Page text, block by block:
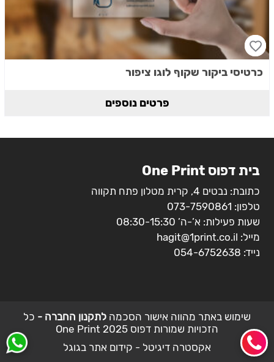
כרטיסי ביקור שקוף לוגו ציפור
פרטים נוספים
בית דפוס One Print
כתובת: נבטים 4, קרית מטלון פתח תקווה
טלפון: 073-7590861
שעות פעילות: א’-ה’ 08:30-15:30
מייל: hagit@1print.co.il
נייד: 054-6752638
שימוש באתר מהווה אישור הסכמה לתקנון החברה - כל
הזכויות שמורות דפוס 2025 One Print
אקסטרה דיגיטל - קידום אתר בגוגל